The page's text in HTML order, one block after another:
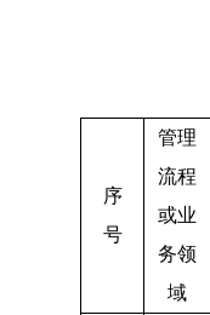
序
号
管理
流程
或业
务领
域